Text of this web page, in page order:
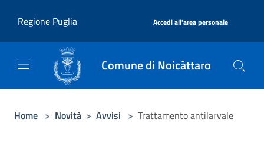
Regione Puglia
Accedi all'area personale
Comune di Noicàttaro
Home > Novità > Avvisi > Trattamento antilarvale